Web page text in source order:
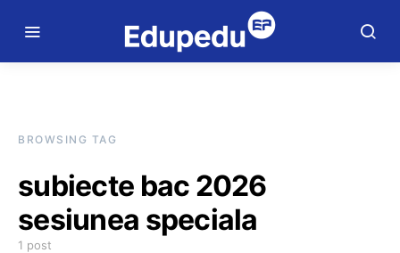
BROWSING TAG
subiecte bac 2026
sesiunea speciala
1 post